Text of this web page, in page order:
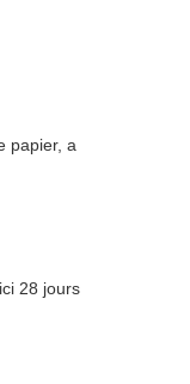
papier, a
28 jours